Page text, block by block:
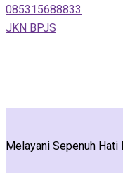
085315688833
JKN BPJS
Melayani Sepenuh Hati